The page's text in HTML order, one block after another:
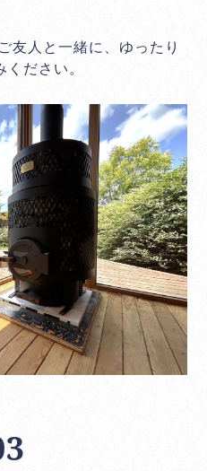
友人と一緒に、ゆったり
ださい。